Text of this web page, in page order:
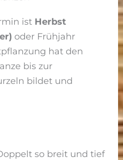
ist Herbst
oder Frühjahr
hat den
bis zur
bildet und
so breit und tief